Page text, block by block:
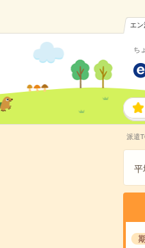
エン
ち
派遣
平